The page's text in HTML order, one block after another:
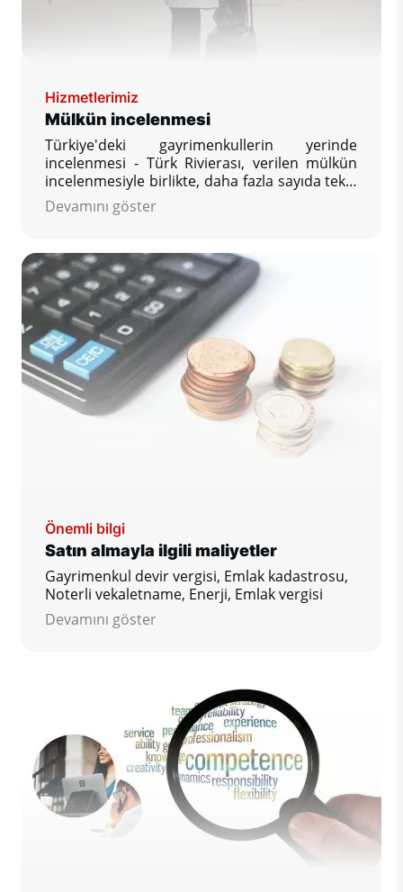
Hizmetlerimiz
Mülkün incelenmesi
Türkiye'deki gayrimenkullerin yerinde
incelenmesi - Türk Rivierası, verilen mülkün
incelenmesiyle birlikte, daha fazla sayıda teklif
edilen mülkü görme ve karşılaştırma fırsatı,
ilginizi çeken diğer sorularınızı yanıtlama,
hayalinizdeki mülk.
Devamını göster
Önemli bilgi
Satın almayla ilgili maliyetler
Gayrimenkul devir vergisi, Emlak kadastrosu,
Noterli vekaletname, Enerji, Emlak vergisi
Devamını göster